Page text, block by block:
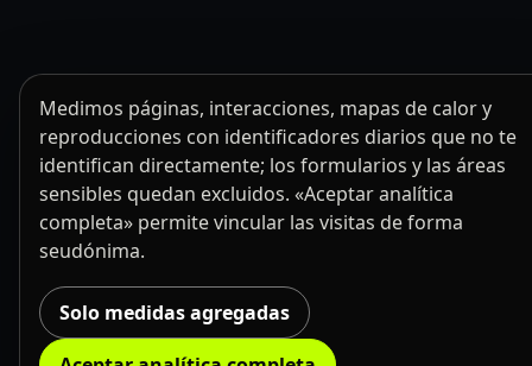
Medimos páginas, interacciones, mapas de calor y
reproducciones con identificadores diarios que no te
identifican directamente; los formularios y las áreas
sensibles quedan excluidos. «Aceptar analítica
completa» permite vincular las visitas de forma
seudónima.
Solo medidas agregadas